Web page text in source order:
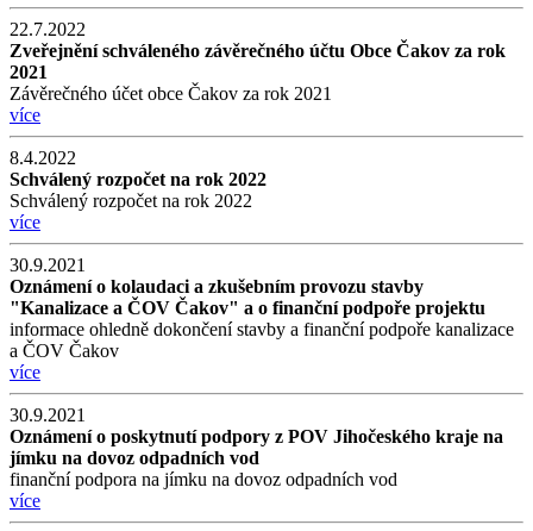
22.7.2022
Zveřejnění schváleného závěrečného účtu Obce Čakov za rok
2021
Závěrečného účet obce Čakov za rok 2021
více
8.4.2022
Schválený rozpočet na rok 2022
Schválený rozpočet na rok 2022
více
30.9.2021
Oznámení o kolaudaci a zkušebním provozu stavby
"Kanalizace a ČOV Čakov" a o finanční podpoře projektu
informace ohledně dokončení stavby a finanční podpoře kanalizace
a ČOV Čakov
více
30.9.2021
Oznámení o poskytnutí podpory z POV Jihočeského kraje na
jímku na dovoz odpadních vod
finanční podpora na jímku na dovoz odpadních vod
více